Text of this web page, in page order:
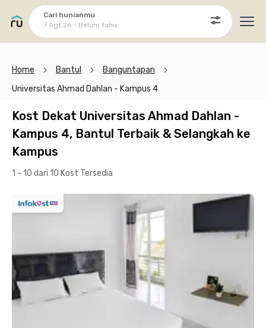
Cari hunianmu
7 Agt 26 - Belum tahu
Home Bantul
Banguntapan
Universitas Ahmad Dahlan - Kampus 4
Kost Dekat Universitas Ahmad Dahlan -
Kampus 4, Bantul Terbaik & Selangkah ke
Kampus
1 - 10 dari 10 Kost Tersedia